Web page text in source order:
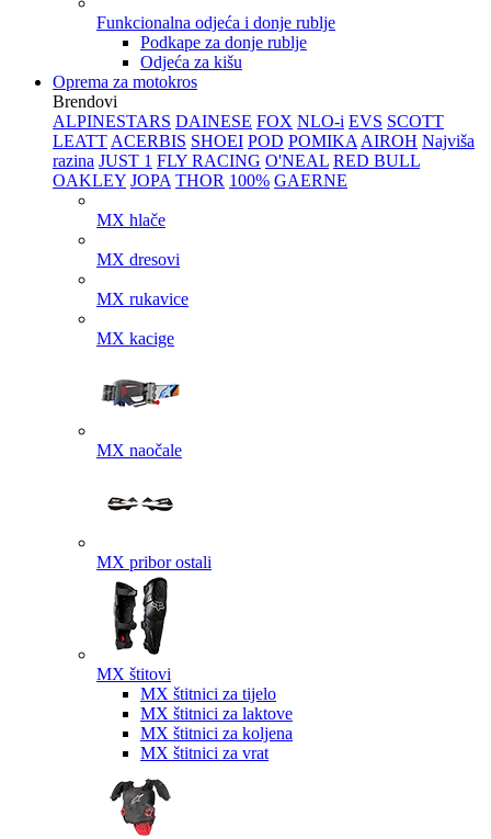
Funkcionalna odjeća i donje rublje
Podkape za donje rublje
Odjeća za kišu
Oprema za motokros
Brendovi
ALPINESTARS DAINESE FOX NLO-i EVS SCOTT
LEATT ACERBIS SHOEI POD POMIKA AIROH Najviša
razina JUST 1 FLY RACING O'NEAL RED BULL
OAKLEY JOPA THOR 100% GAERNE
MX hlače
MX dresovi
MX rukavice
MX kacige
MX naočale
MX pribor ostali
MX štitovi
MX štitnici za tijelo
MX štitnici za laktove
MX štitnici za koljena
MX štitnici za vrat